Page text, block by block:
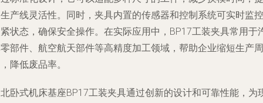
产线灵活性。同时，夹具内置的传感器和控制系统可实时监控
状态，确保安全操作。在实际应用中，BP17工装夹具常用于
部件、航空航天部件等高精度加工领域，帮助企业缩短生产周
降低废品率。
卧式机床基座BP17工装夹具通过创新的设计和可靠性能，为